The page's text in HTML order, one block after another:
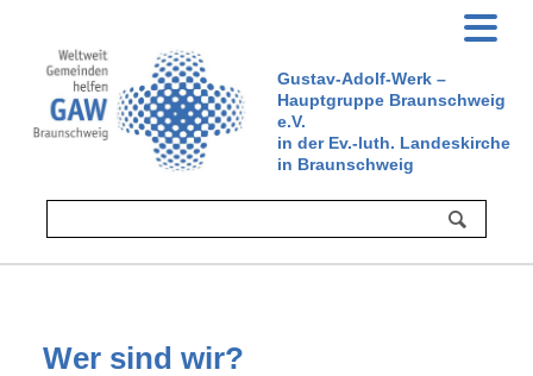
Gustav-Adolf-Werk –
Hauptgruppe Braunschweig
e.V.
in der Ev.-luth. Landeskirche
in Braunschweig
Wer sind wir?